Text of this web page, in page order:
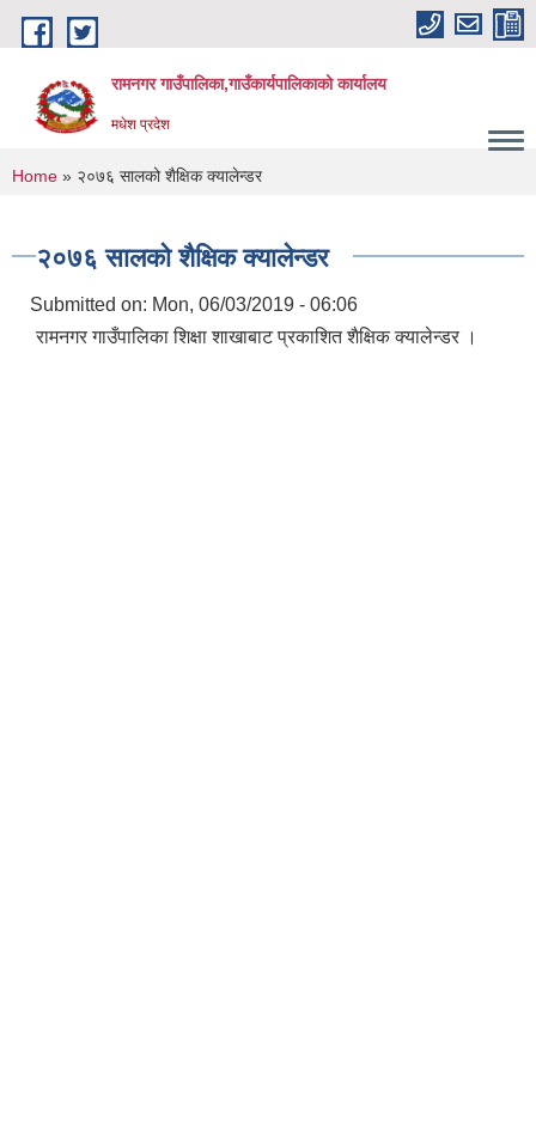
Skip to main content
रामनगर गाउँपालिका,गाउँकार्यपालिकाको कार्यालय
मधेश प्रदेश
You are here
Home » २०७६ सालको शैक्षिक क्यालेन्डर
२०७६ सालको शैक्षिक क्यालेन्डर
Submitted on: Mon, 06/03/2019 - 06:06
रामनगर गाउँपालिका शिक्षा शाखाबाट प्रकाशित शैक्षिक क्यालेन्डर ।